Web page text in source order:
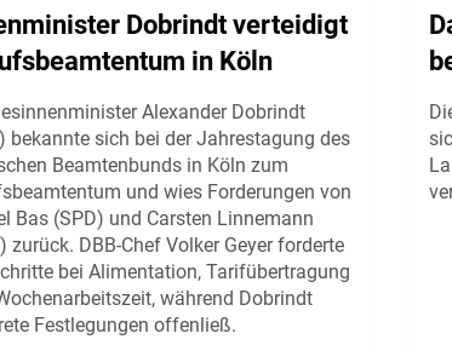
Dobrindt verteidigt
in Köln
Alexander Dobrindt
bekannte sich bei der Jahrestagung des
Beamtenbunds in Köln zum
und wies Forderungen von
Bas (SPD) und Carsten Linnemann
zurück. DBB-Chef Volker Geyer forderte
bei Alimentation, Tarifübertragung
während Dobrindt
Festlegungen offenließ.